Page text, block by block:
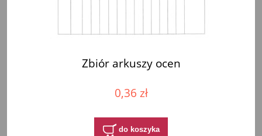
Zbiór arkuszy ocen
0,36 zł
do koszyka